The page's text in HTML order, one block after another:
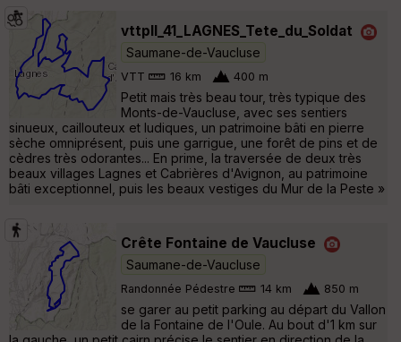
vttpll_41_LAGNES_Tete_du_Soldat
Saumane-de-Vaucluse
VTT 16 km 400 m
Petit mais très beau tour, très typique des
Monts-de-Vaucluse, avec ses sentiers
sinueux, caillouteux et ludiques, un patrimoine bâti en pierre
sèche omniprésent, puis une garrigue, une forêt de pins et de
cèdres très odorantes... En prime, la traversée de deux très
beaux villages Lagnes et Cabrières d'Avignon, au patrimoine
bâti exceptionnel, puis les beaux vestiges du Mur de la Peste »
Crête Fontaine de Vaucluse
Saumane-de-Vaucluse
Randonnée Pédestre 14 km 850 m
se garer au petit parking au départ du Vallon
de la Fontaine de l'Oule. Au bout d'1 km sur